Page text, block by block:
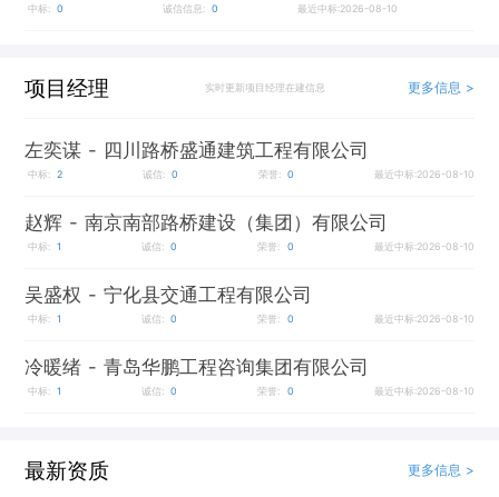
中标: 0 诚信信息: 0 最近中标:2026-08-10
项目经理 实时更新项目经理在建信息 更多信息 >
左奕谋 - 四川路桥盛通建筑工程有限公司
中标: 2 诚信: 0 荣誉: 0 最近中标:2026-08-10
赵辉 - 南京南部路桥建设（集团）有限公司
中标: 1 诚信: 0 荣誉: 0 最近中标:2026-08-10
吴盛权 - 宁化县交通工程有限公司
中标: 1 诚信: 0 荣誉: 0 最近中标:2026-08-10
冷暖绪 - 青岛华鹏工程咨询集团有限公司
中标: 1 诚信: 0 荣誉: 0 最近中标:2026-08-10
最新资质 更多信息 >